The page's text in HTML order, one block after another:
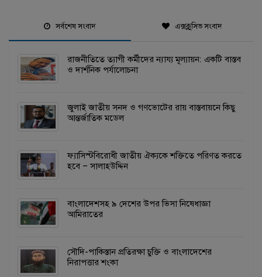
সর্বশেষ সংবাদ এক্সক্লুসিভ সংবাদ
রাজনীতিতে ত্যাগী কর্মীদের ন্যায্য মূল্যায়ন: একটি বাস্তব
ও দার্শনিক পর্যালোচনা
জুলাই জাতীয় সনদ ও গণভোটের রায় বাস্তবায়নে কিছু
আন্তর্জাতিক মডেল
ফ্যাসিস্টবিরোধী জাতীয় ঐক্যকে শক্তিতে পরিণত করতে
হবে – সালাহউদ্দিন
বাংলাদেশসহ ৯ দেশের উপর ভিসা নিষেধাজ্ঞা
আমিরাতের
সৌদি-পাকিস্তান প্রতিরক্ষা চুক্তি ও বাংলাদেশের
নিরাপত্তার শংকা